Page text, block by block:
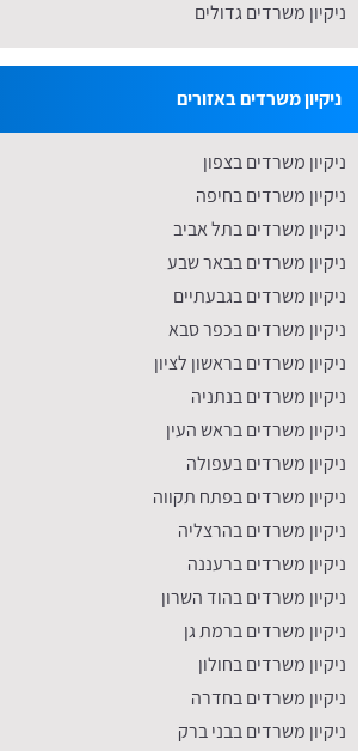
ניקיון משרדים גדולים
ניקיון משרדים באזורים
ניקיון משרדים בצפון
ניקיון משרדים בחיפה
ניקיון משרדים בתל אביב
​ניקיון משרדים בבאר שבע
ניקיון משרדים בגבעתיים
ניקיון משרדים בכפר סבא
​ניקיון משרדים בראשון לציון
ניקיון משרדים בנתניה
ניקיון משרדים בראש העין
ניקיון משרדים בעפולה
ניקיון משרדים בפתח תקווה
ניקיון משרדים בהרצליה
ניקיון משרדים ברעננה
ניקיון משרדים בהוד השרון
ניקיון משרדים ברמת גן
ניקיון משרדים בחולון
ניקיון משרדים בחדרה
ניקיון משרדים בבני ברק